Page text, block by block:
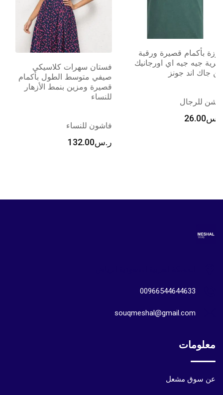
فستان سهرات كلاسيكي
صيفي متوسط الطول بأكمام
للنساء
فاشون للنساء
تي شيرت للرجال بأكمام
قصيرة وقبة على شكل حرف
V من مجموعة جاك اند جونز
اسنشياليز من جاك اند جونز
ر.س 127.40
00966544644633
souqmeshal@gmail.com
معلومات
عن سوق مشعل